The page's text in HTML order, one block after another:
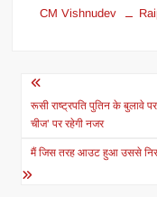
CM Vishnudev
Post
navigation
रूसी राष्ट्रपति पुतिन के बुलावे
चीज’ पर रहेगी नजर
मैं जिस तरह आउट हुआ उससे